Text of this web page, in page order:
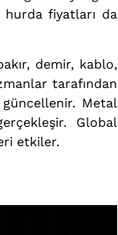
fiyatları da
demir, kablo,
tarafından
güncellenir. Metal
Global
etkiler.